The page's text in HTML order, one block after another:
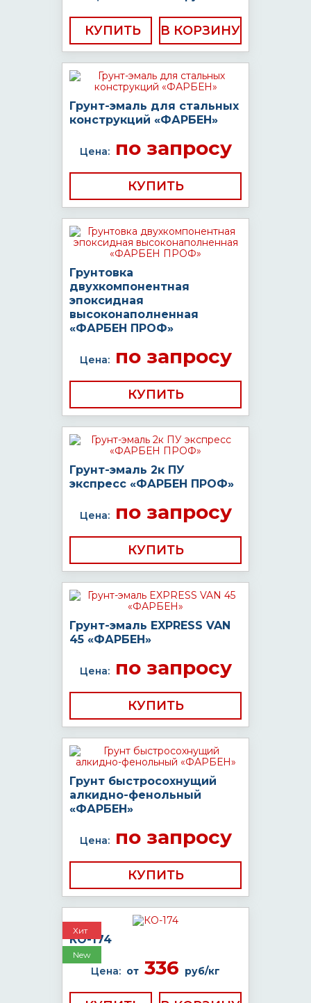
КУПИТЬ
Грунт-эмаль для стальных
конструкций «ФАРБЕН»
Цена:по запросу
КУПИТЬ
Грунтовка
двухкомпонентная
эпоксидная
высоконаполненная
«ФАРБЕН ПРОФ»
Цена:по запросу
КУПИТЬ
Грунт-эмаль 2к ПУ
экспресс «ФАРБЕН ПРОФ»
Цена:по запросу
КУПИТЬ
Грунт-эмаль EXPRESS VAN
45 «ФАРБЕН»
Цена:по запросу
КУПИТЬ
Грунт быстросохнущий
алкидно-фенольный
«ФАРБЕН»
Цена:по запросу
КУПИТЬ
Хит
New
КО-174
Цена: от 336 руб/кг